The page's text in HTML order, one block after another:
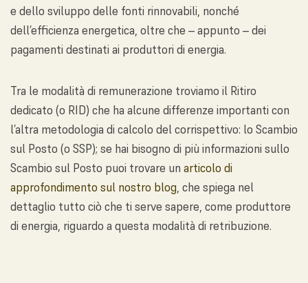
e dello sviluppo delle fonti rinnovabili, nonché
dell’efficienza energetica, oltre che – appunto – dei
pagamenti destinati ai produttori di energia.
Tra le modalità di remunerazione troviamo il Ritiro
dedicato (o RID) che ha alcune differenze importanti con
l’altra metodologia di calcolo del corrispettivo: lo Scambio
sul Posto (o SSP); se hai bisogno di più informazioni sullo
Scambio sul Posto puoi trovare un articolo di
approfondimento sul nostro blog, che spiega nel
dettaglio tutto ciò che ti serve sapere, come produttore
di energia, riguardo a questa modalità di retribuzione.